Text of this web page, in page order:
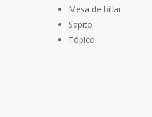
Mesa de billar
Sapito
Tópico